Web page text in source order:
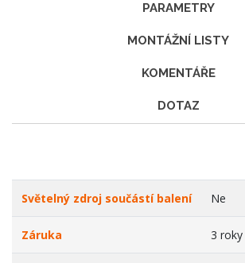
PARAMETRY
MONTÁŽNÍ LISTY
KOMENTÁŘE
DOTAZ
Světelný zdroj součástí balení Ne
Záruka 3 roky